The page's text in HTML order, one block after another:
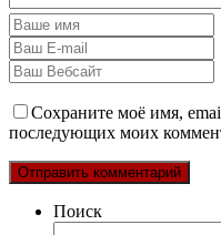
Сохраните моё имя,
последующих моих
Поиск